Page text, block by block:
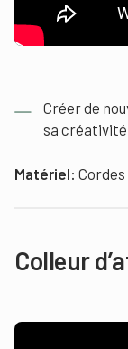
Créer de
sa créativité.
Matériel: Cordes
Colleur